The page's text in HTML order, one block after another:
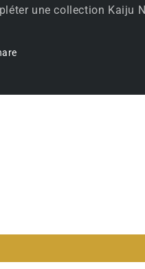
une collection Kaiju